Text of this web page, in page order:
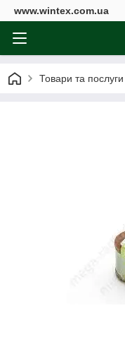
www.wintex.com.ua
Товари та послуги